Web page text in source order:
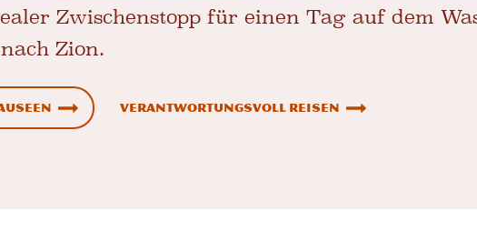
Zwischenstopp für einen Tag auf dem
Zion.
Verantwortungsvoll reisen